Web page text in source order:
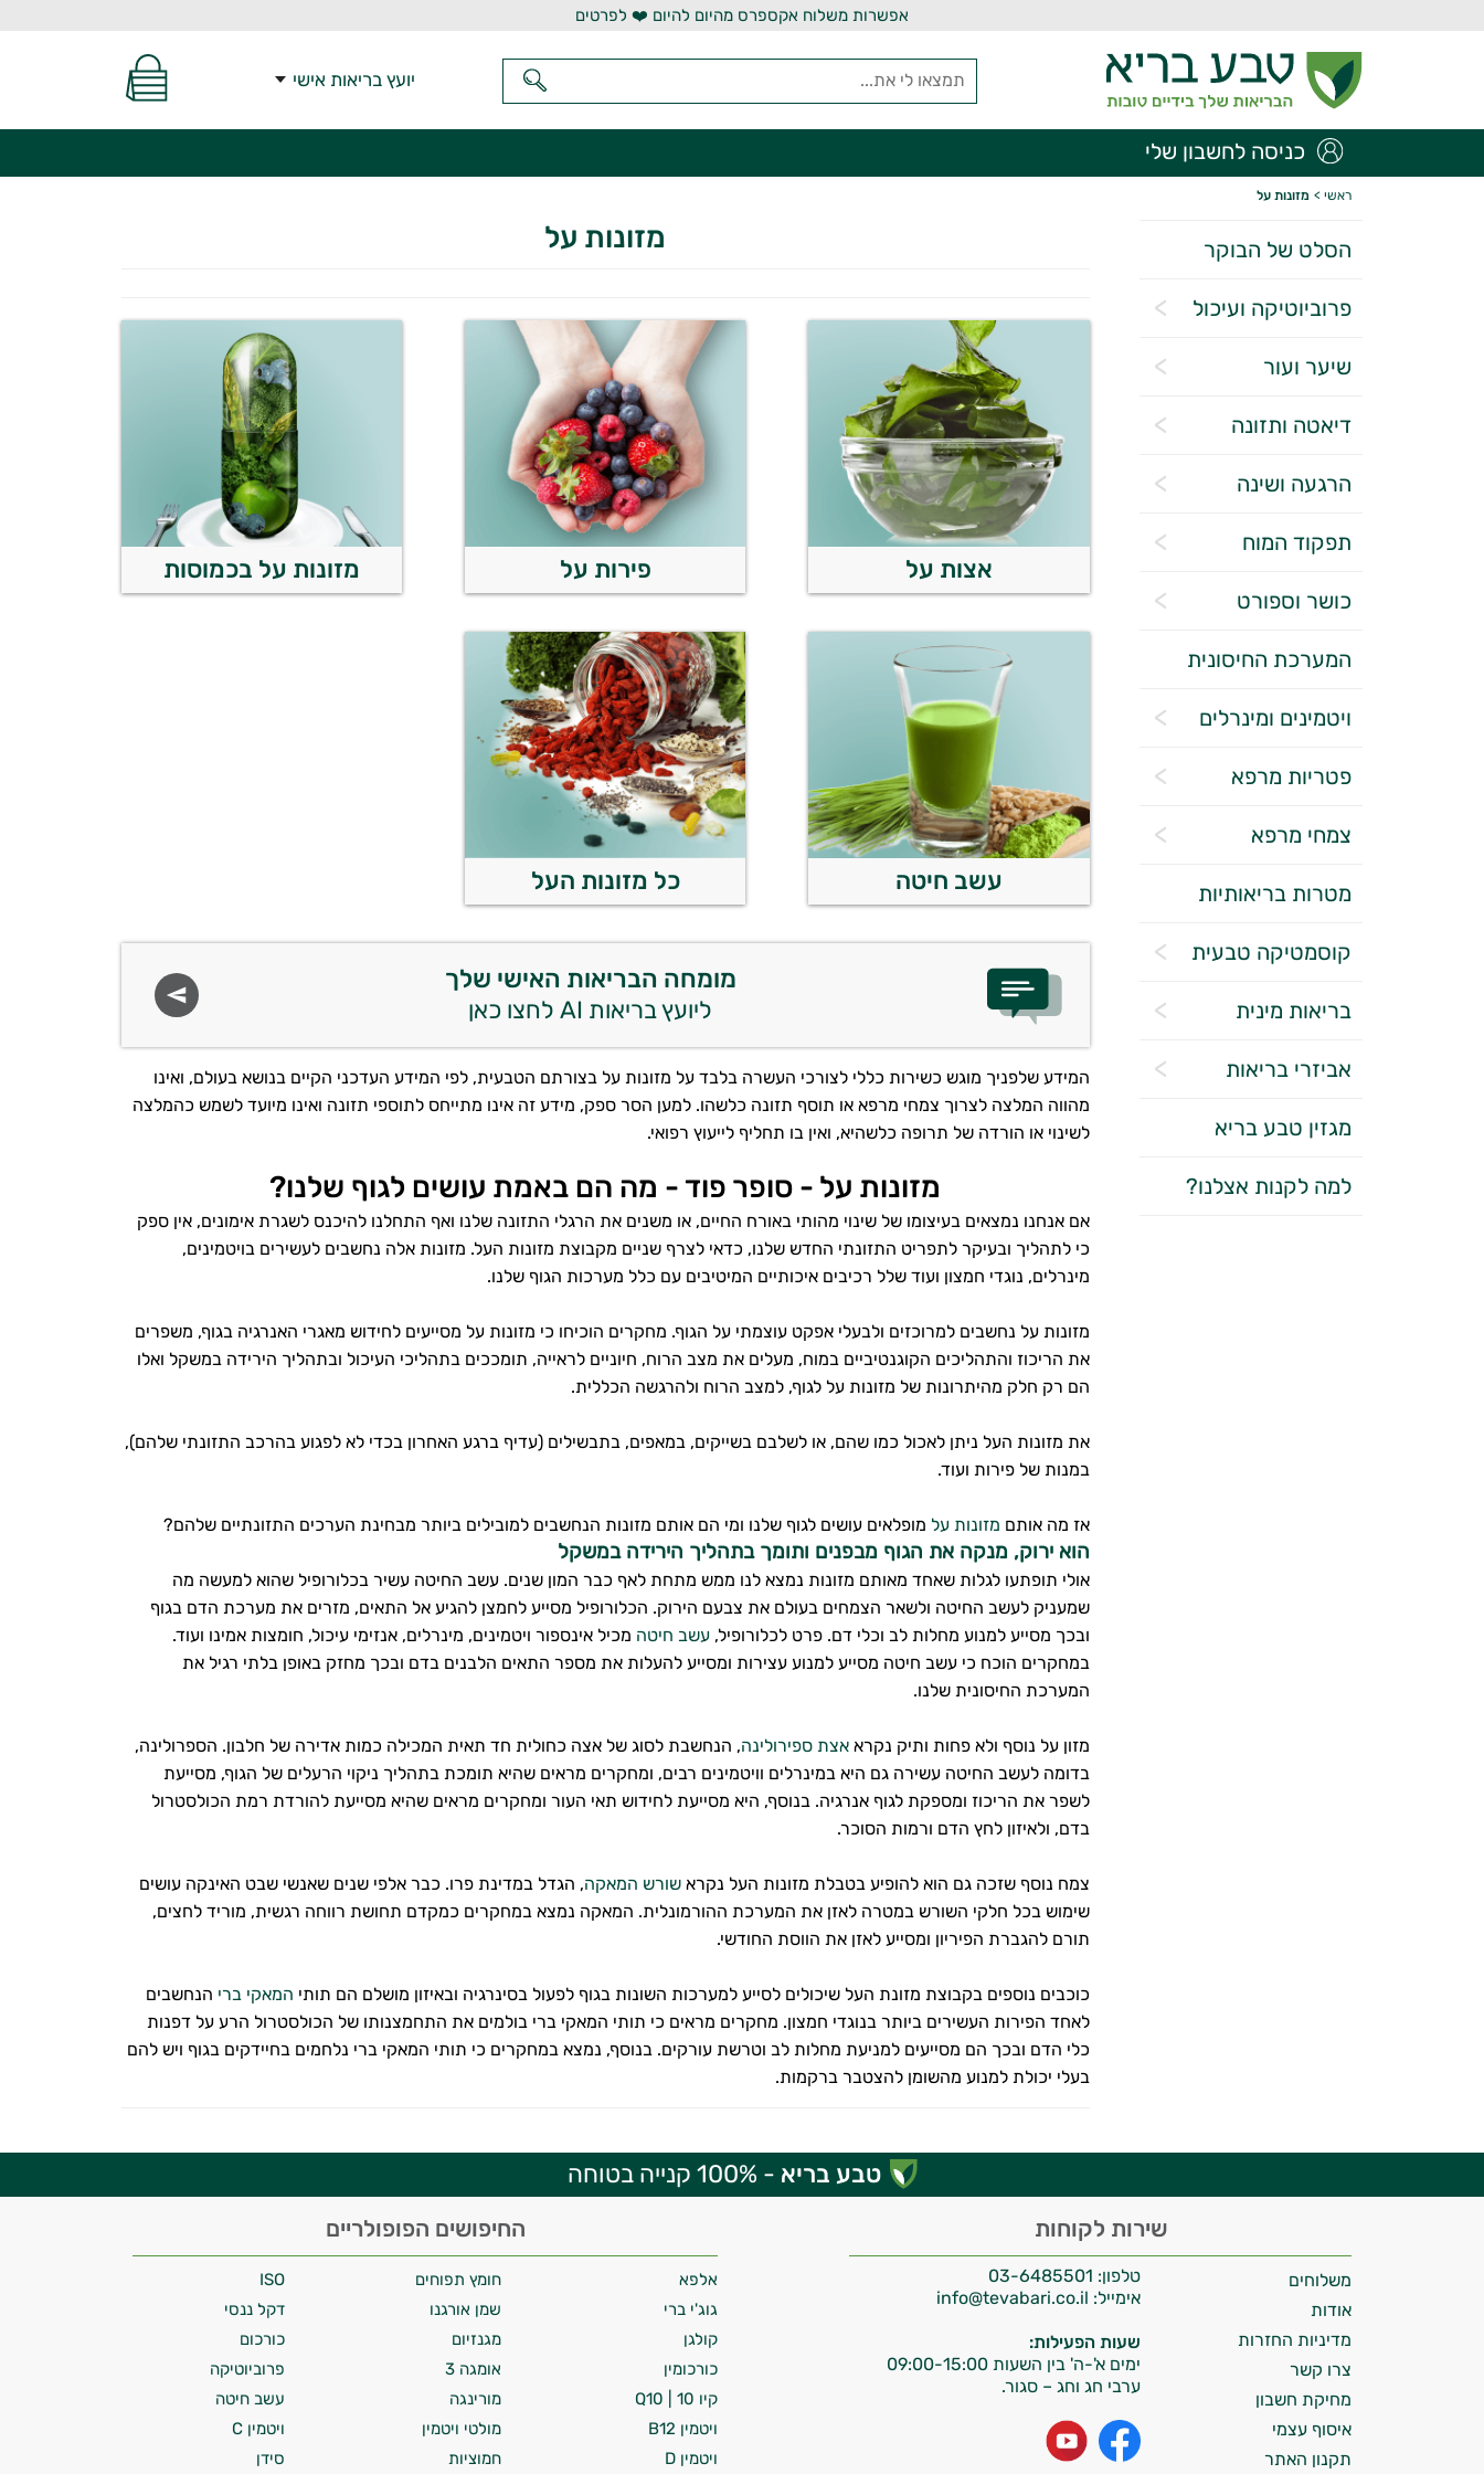
אפשרות משלוח אקספרס מהיום להיום ❤️ לפרטים
יועץ בריאות אישי
כניסה לחשבון שלי
ראשי > מזונות על
הסלט של הבוקר
פרוביוטיקה ועיכול
שיער ועור
דיאטה ותזונה
הרגעה ושינה
תפקוד המוח
כושר וספורט
המערכת החיסונית
ויטמינים ומינרלים
פטריות מרפא
צמחי מרפא
מטרות בריאותיות
קוסמטיקה טבעית
בריאות מינית
אביזרי בריאות
מגזין טבע בריא
למה לקנות אצלנו?
מזונות על
אצות על פירות על מזונות על בכמוסות
עשב חיטה כל מזונות העל
מומחה הבריאות האישי שלך
ליועץ בריאות AI לחצו כאן
המידע שלפניך מוגש כשירות כללי לצורכי העשרה בלבד על מזונות על בצורתם הטבעית, לפי המידע העדכני הקיים בנושא בעולם, ואינו
מהווה המלצה לצרוך צמחי מרפא או תוסף תזונה כלשהו. למען הסר ספק, מידע זה אינו מתייחס לתוספי תזונה ואינו מיועד לשמש כהמלצה
לשינוי או הורדה של תרופה כלשהיא, ואין בו תחליף לייעוץ רפואי.
מזונות על - סופר פוד - מה הם באמת עושים לגוף שלנו?
אם אנחנו נמצאים בעיצומו של שינוי מהותי באורח החיים, או משנים את הרגלי התזונה שלנו ואף התחלנו להיכנס לשגרת אימונים, אין ספק
כי לתהליך ובעיקר לתפריט התזונתי החדש שלנו, כדאי לצרף שניים מקבוצת מזונות העל. מזונות אלה נחשבים לעשירים בויטמינים,
מינרלים, נוגדי חמצון ועוד שלל רכיבים איכותיים המיטיבים עם כלל מערכות הגוף שלנו.
מזונות על נחשבים למרוכזים ולבעלי אפקט עוצמתי על הגוף. מחקרים הוכיחו כי מזונות על מסייעים לחידוש מאגרי האנרגיה בגוף, משפרים
את הריכוז והתהליכים הקוגנטיביים במוח, מעלים את מצב הרוח, חיוניים לראייה, תומככים בתהליכי העיכול ובתהליך הירידה במשקל ואלו
הם רק חלק מהיתרונות של מזונות על לגוף, למצב הרוח ולהרגשה הכללית.
את מזונות העל ניתן לאכול כמו שהם, או לשלבם בשייקים, במאפים, בתבשילים (עדיף ברגע האחרון בכדי לא לפגוע בהרכב התזונתי שלהם),
במנות של פירות ועוד.
אז מה אותם מזונות על מופלאים עושים לגוף שלנו ומי הם אותם מזונות הנחשבים למובילים ביותר מבחינת הערכים התזונתיים שלהם?
הוא ירוק, מנקה את הגוף מבפנים ותומך בתהליך הירידה במשקל
אולי תופתעו לגלות שאחד מאותם מזונות נמצא לנו ממש מתחת לאף כבר המון שנים. עשב החיטה עשיר בכלורופיל שהוא למעשה מה
שמעניק לעשב החיטה ולשאר הצמחים בעולם את צבעם הירוק. הכלורופיל מסייע לחמצן להגיע אל התאים, מזרים את מערכת הדם בגוף
ובכך מסייע למנוע מחלות לב וכלי דם. פרט לכלורופיל,עשב חיטה מכיל אינספור ויטמינים, מינרלים, אנזימי עיכול, חומצות אמינו ועוד.
במחקרים הוכח כי עשב חיטה מסייע למנוע עצירות ומסייע להעלות את מספר התאים הלבנים בדם ובכך מחזק באופן בלתי רגיל את
המערכת החיסונית שלנו.
מזון על נוסף ולא פחות ותיק נקראאצת ספירולינה, הנחשבת לסוג של אצה כחולית חד תאית המכילה כמות אדירה של חלבון. הספרולינה,
בדומה לעשב החיטה עשירה גם היא במינרלים וויטמינים רבים, ומחקרים מראים שהיא תומכת בתהליך ניקוי הרעלים של הגוף, מסייעת
לשפר את הריכוז ומספקת לגוף אנרגיה. בנוסף, היא מסייעת לחידוש תאי העור ומחקרים מראים שהיא מסייעת להורדת רמת הכולסטרול
בדם, ולאיזון לחץ הדם ורמות הסוכר.
צמח נוסף שזכה גם הוא להופיע בטבלת מזונות העל נקראשורש המאקה, הגדל במדינת פרו. כבר אלפי שנים שאנשי שבט האינקה עושים
שימוש בכל חלקי השורש במטרה לאזן את המערכת ההורמונלית. המאקה נמצא במחקרים כמקדם תחושת רווחה רגשית, מוריד לחצים,
תורם להגברת הפיריון ומסייע לאזן את הווסת החודשי.
כוכבים נוספים בקבוצת מזונת העל שיכולים לסייע למערכות השונות בגוף לפעול בסינרגיה ובאיזון מושלם הם תותי המאקי ברי הנחשבים
לאחד הפירות העשירים ביותר בנוגדי חמצון. מחקרים מראים כי תותי המאקי ברי בולמים את התחמצנותו של הכולסטרול הרע על דפנות
כלי הדם ובכך הם מסייעים למניעת מחלות לב וטרשת עורקים. בנוסף, נמצא במחקרים כי תותי המאקי ברי נלחמים בחיידקים בגוף ויש להם
בעלי יכולת למנוע מהשומן להצטבר ברקמות.
טבע בריא - 100% קנייה בטוחה
שירות לקוחות
טלפון: 03-6485501
אימייל:
שעות הפעילות:
ימים א'-ה' בין השעות 09:00-15:00
ערבי חג וחג – סגור.
משלוחים
אודות
מדיניות החזרות
צרו קשר
מחיקת חשבון
איסוף עצמי
תקנון האתר
החיפושים הפופולריים
אלפא חומץ תפוחים
ISO
גוג'י ברי
שמן אורגנו
דקל ננסי
קולגן
מגנזיום
כורכום
כורכומין
אומגה 3
פרוביוטיקה
קיו 10 | Q10
מורינגה
עשב חיטה
ויטמין B12
מולטי ויטמין
ויטמין C
ויטמין D
חמוציות סידן
התשובות שלי מבוססות על מאגרי מידע קליניים
וספרות מקצועית בתחומי הרפואה הטבעית
ותזונת הספורט.
אני כאן כדי לעזור לך להתאים את תוספי
התזונה ומוצרי הבריאות המדויקים למטרות
ולמצב הגופני שלך, ולהסביר לך אילו רכיבים
עובדים יחד כדי למקסם תוצאות גם בחיי היום